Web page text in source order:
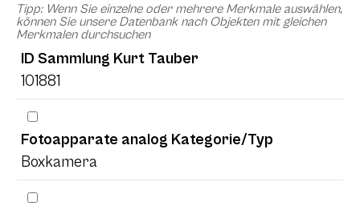
Tipp: Wenn Sie einzelne oder mehrere Merkmale auswählen,
können Sie unsere Datenbank nach Objekten mit gleichen
Merkmalen durchsuchen
ID Sammlung Kurt Tauber
101881
Fotoapparate analog Kategorie/Typ
Boxkamera